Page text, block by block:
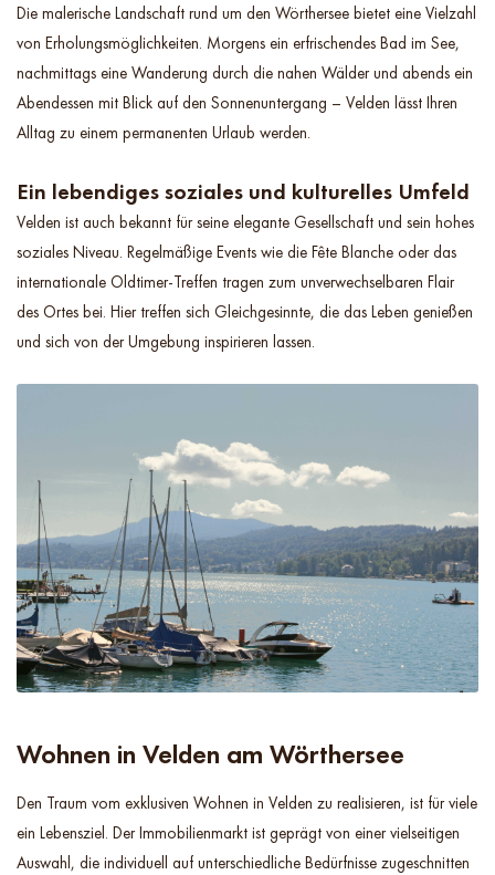
Die malerische Landschaft rund um den Wörthersee bietet eine Vielzahl
von Erholungsmöglichkeiten. Morgens ein erfrischendes Bad im See,
nachmittags eine Wanderung durch die nahen Wälder und abends ein
Abendessen mit Blick auf den Sonnenuntergang – Velden lässt Ihren
Alltag zu einem permanenten Urlaub werden.
Ein lebendiges soziales und kulturelles Umfeld
Velden ist auch bekannt für seine elegante Gesellschaft und sein hohes
soziales Niveau. Regelmäßige Events wie die Fête Blanche oder das
internationale Oldtimer-Treffen tragen zum unverwechselbaren Flair
des Ortes bei. Hier treffen sich Gleichgesinnte, die das Leben genießen
und sich von der Umgebung inspirieren lassen.
Wohnen in Velden am Wörthersee
Den Traum vom exklusiven Wohnen in Velden zu realisieren, ist für viele
ein Lebensziel. Der Immobilienmarkt ist geprägt von einer vielseitigen
Auswahl, die individuell auf unterschiedliche Bedürfnisse zugeschnitten